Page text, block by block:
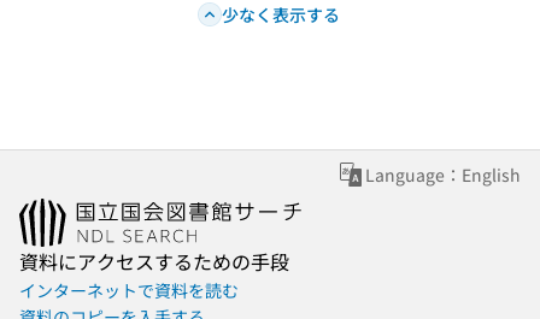
少なく表示する
Language：English
資料にアクセスするための手段
インターネットで資料を読む